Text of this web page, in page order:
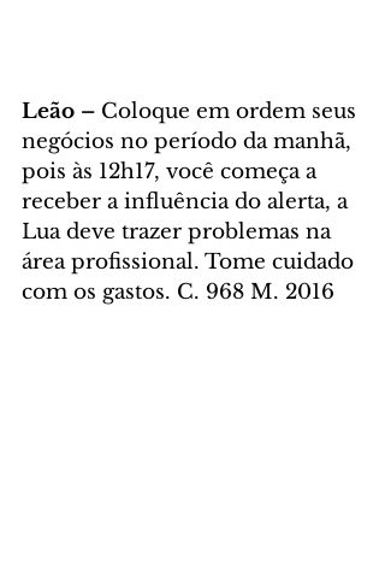
Leão – Coloque em ordem seus
negócios no período da manhã,
pois às 12h17, você começa a
receber a influência do alerta, a
Lua deve trazer problemas na
área profissional. Tome cuidado
com os gastos. C. 968 M. 2016